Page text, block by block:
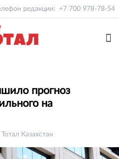
редакции: +7 700 978-78-54
прогноз
на
Казахстан